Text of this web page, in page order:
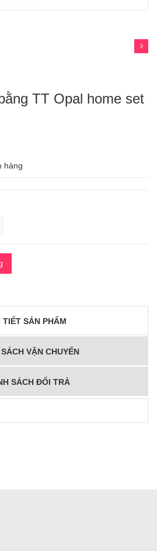
TT Opal home set
hàng
TIẾT SẢN PHẨM
VẬN CHUYỂN
SÁCH ĐỔI TRẢ